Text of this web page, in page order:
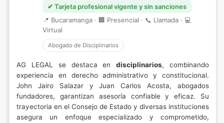
✔ Tarjeta profesional vigente y sin sanciones
📍 Bucaramanga · 🏢 Presencial · 📞 Llamada · 💻
Virtual
Abogado de Disciplinarios
AG LEGAL se destaca endisciplinarios, combinando
experiencia en derecho administrativo y constitucional.
John Jairo Salazar y Juan Carlos Acosta, abogados
fundadores, garantizan asesoría confiable y eficaz. Su
trayectoria en el Consejo de Estado y diversas instituciones
asegura un enfoque especializado y comprometido,